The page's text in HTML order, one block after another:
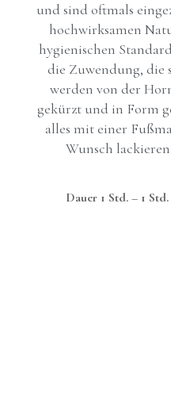
und sind oftmals
hochwirksamen
hygienischen
die Zuwendung, die
werden von der
gekürzt und in Form
alles mit einer
Wunsch
Dauer 1 Std. – 1